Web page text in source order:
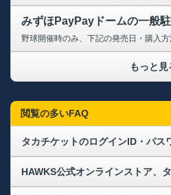
もっと見
閲覧の多いFAQ
タカチケットのログインID・パス